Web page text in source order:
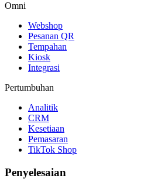
Omni
Webshop
Pesanan QR
Tempahan
Kiosk
Integrasi
Pertumbuhan
Analitik
CRM
Kesetiaan
Pemasaran
TikTok Shop
Penyelesaian